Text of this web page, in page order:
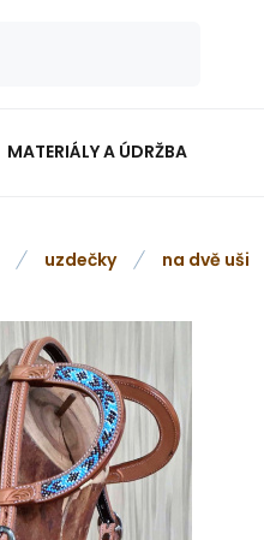
MATERIÁLY A ÚDRŽBA
uzdečky na dvě uši